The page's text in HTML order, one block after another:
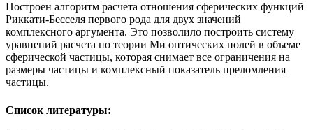
Построен алгоритм расчета отношения сферических функций
Риккати-Бесселя первого рода для двух значений
комплексного аргумента. Это позволило построить систему
уравнений расчета по теории Ми оптических полей в объеме
сферической частицы, которая снимает все ограничения на
размеры частицы и комплексный показатель преломления
частицы.
Список литературы: